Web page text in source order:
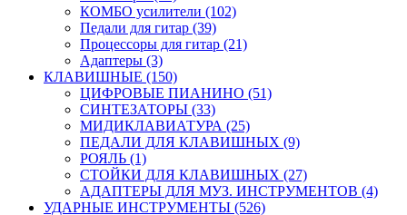
КОМБО усилители (102)
Педали для гитар (39)
Процессоры для гитар (21)
Адаптеры (3)
КЛАВИШНЫЕ (150)
ЦИФРОВЫЕ ПИАНИНО (51)
СИНТЕЗАТОРЫ (33)
МИДИКЛАВИАТУРА (25)
ПЕДАЛИ ДЛЯ КЛАВИШНЫХ (9)
РОЯЛЬ (1)
СТОЙКИ ДЛЯ КЛАВИШНЫХ (27)
АДАПТЕРЫ ДЛЯ МУЗ. ИНСТРУМЕНТОВ (4)
УДАРНЫЕ ИНСТРУМЕНТЫ (526)